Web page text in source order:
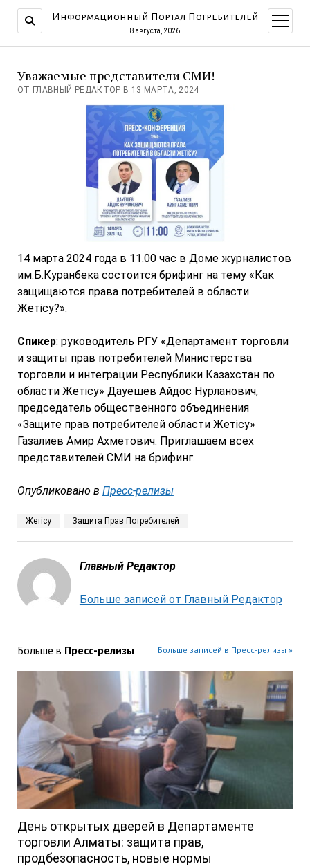
Информационный Портал Потребителей
8 августа, 2026
меню
Уважаемые представители СМИ!
ОТ ГЛАВНЫЙ РЕДАКТОР В 13 МАРТА, 2024
14 марта 2024 года в 11.00 час в Доме журналистов
им.Б.Куранбека состоится брифинг на тему «Как
защищаются права потребителей в области
Жетісу?».
Спикер: руководитель РГУ «Департамент торговли
и защиты прав потребителей Министерства
торговли и интеграции Республики Казахстан по
области Жетісу» Дауешев Айдос Нурланович,
председатель общественного объединения
«Защите прав потребителей области Жетісу»
Газалиев Амир Ахметович. Приглашаем всех
представителей СМИ на брифинг.
Опубликовано в Пресс-релизы
Жетісу Защита Прав Потребителей
Главный Редактор
Больше записей от Главный Редактор
Больше в Пресс-релизы Больше записей в Пресс-релизы »
День открытых дверей в Департаменте
торговли Алматы: защита прав,
продбезопасность, новые нормы